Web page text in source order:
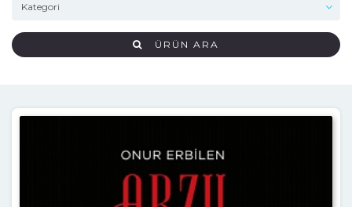
ÜRÜN ARA